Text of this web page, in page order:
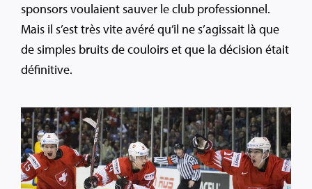
sponsors voulaient sauver le club professionnel.
Mais il s’est très vite avéré qu’il ne s’agissait là que
de simples bruits de couloirs et que la décision était
définitive.